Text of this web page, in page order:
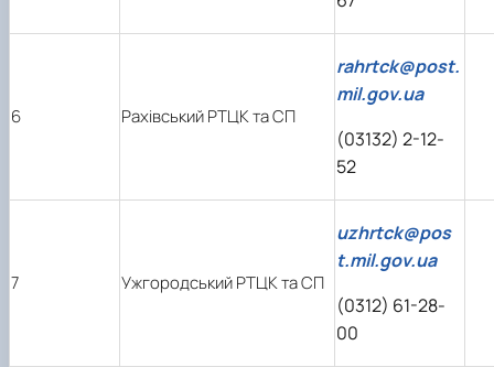
6 Рахівський РТЦК та СП
rahrtck@post.
mil.gov.ua
(03132) 2-12-
52
7 Ужгородський РТЦК та СП
uzhrtck@pos
t.mil.gov.ua
(0312) 61-28-
00